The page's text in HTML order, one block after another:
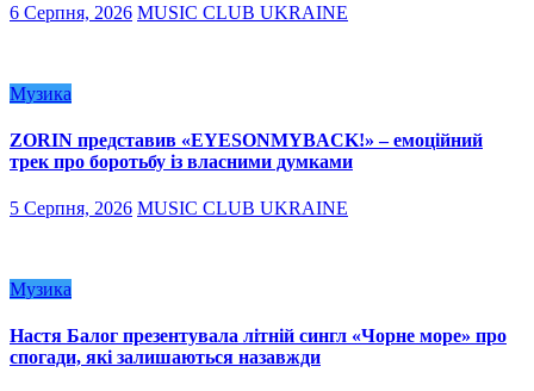
6 Серпня, 2026 MUSIC CLUB UKRAINE
Музика
ZORIN представив «EYESONMYBACK!» – емоційний
трек про боротьбу із власними думками
5 Серпня, 2026 MUSIC CLUB UKRAINE
Музика
Настя Балог презентувала літній сингл «Чорне море» про
спогади, які залишаються назавжди